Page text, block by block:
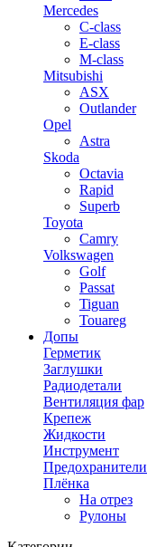
Mercedes
C-class
E-class
M-class
Mitsubishi
ASX
Outlander
Opel
Astra
Skoda
Octavia
Rapid
Superb
Toyota
Camry
Volkswagen
Golf
Passat
Tiguan
Touareg
Допы
Герметик
Заглушки
Радиодетали
Вентиляция фар
Крепеж
Жидкости
Инструмент
Предохранители
Плёнка
На отрез
Рулоны